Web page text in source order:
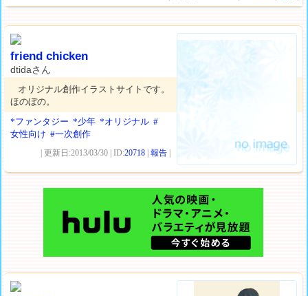
friend chicken
dtidaさん
オリジナル創作イラストサイトです。
ほのぼの。
*ファンタジー *少年 *オリジナル #
女性向け #一次創作
| 更新日:2013/03/30 | ID:20718 |報告